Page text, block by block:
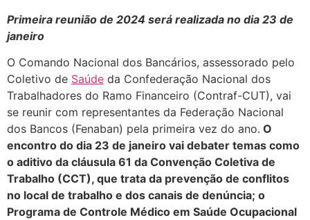
Primeira reunião de 2024 será realizada no dia 23 de
janeiro
O Comando Nacional dos Bancários, assessorado pelo
Coletivo de Saúde da Confederação Nacional dos
Trabalhadores do Ramo Financeiro (Contraf-CUT), vai
se reunir com representantes da Federação Nacional
dos Bancos (Fenaban) pela primeira vez do ano. O
encontro do dia 23 de janeiro vai debater temas como
o aditivo da cláusula 61 da Convenção Coletiva de
Trabalho (CCT), que trata da prevenção de conflitos
no local de trabalho e dos canais de denúncia; o
Programa de Controle Médico em Saúde Ocupacional